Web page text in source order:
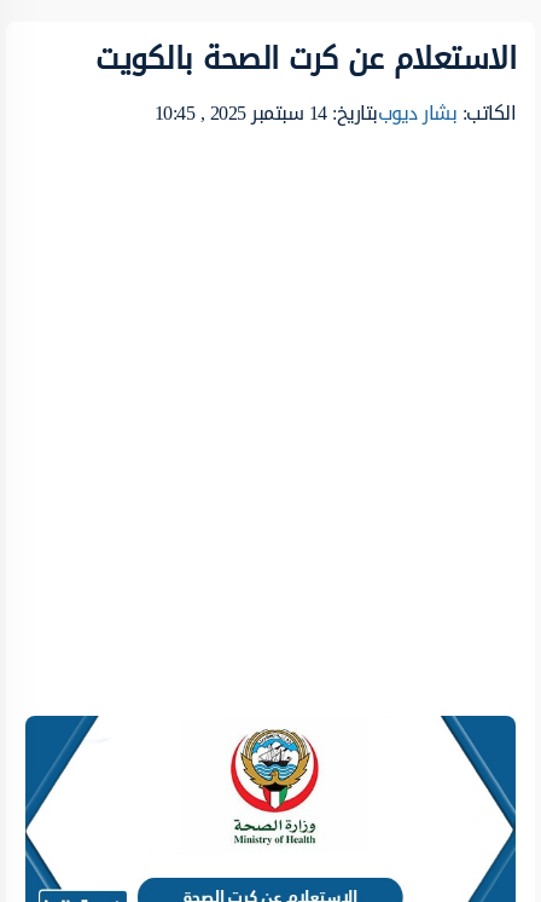
الاستعلام عن كرت الصحة بالكويت
الكاتب:بشار ديوببتاريخ: 14 سبتمبر 2025 , 10:45